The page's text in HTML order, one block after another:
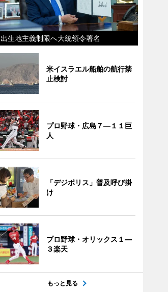
出生地主義制限へ大統領令署名
米イスラエル船舶の航行禁
止検討
プロ野球・広島７―１１巨
人
「デジポリス」普及呼び掛
け
プロ野球・オリックス１―
３楽天
もっと見る